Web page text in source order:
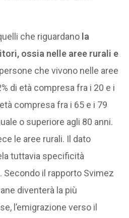
che riguardano la
ossia nelle aree rurali e
che vivono nelle aree
di età compresa fra i 20 e i
compresa fra i 65 e i 79
o superiore agli 80 anni.
le aree rurali. Il dato
tuttavia specificità
il rapporto Svimez
diventerà la più
l’emigrazione verso il